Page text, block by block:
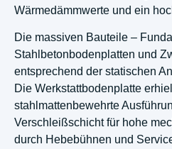
Wärmedämmwerte und ein
Die massiven Bauteile –
Stahlbetonbodenplatten und
entsprechend der statischen
Die Werkstattbodenplatte
stahlmattenbewehrte
Verschleißschicht für hohe
durch Hebebühnen und